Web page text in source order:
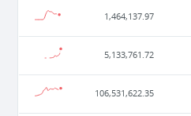
1,464,137.97
5,133,761.72
106,531,622.35